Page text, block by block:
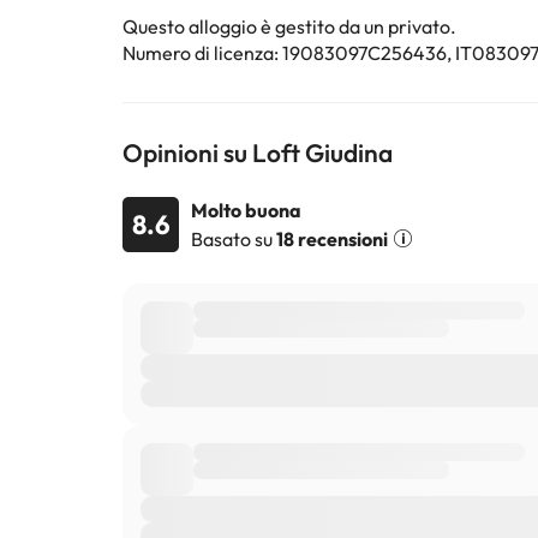
sono soggette a modifiche da parte della struttura.
Questo alloggio è gestito da un privato.
Numero di licenza: 19083097C256436,
Opinioni su Loft Giudina
8.6
Molto buona
Basato su18 recensioni